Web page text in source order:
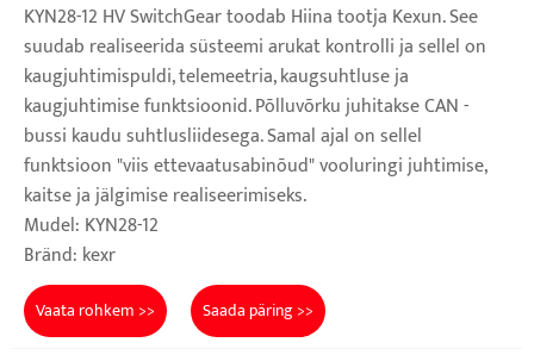
KYN28-12 HV SwitchGear toodab Hiina tootja Kexun. See
suudab realiseerida süsteemi arukat kontrolli ja sellel on
kaugjuhtimispuldi, telemeetria, kaugsuhtluse ja
kaugjuhtimise funktsioonid. Põlluvõrku juhitakse CAN -
bussi kaudu suhtlusliidesega. Samal ajal on sellel
funktsioon "viis ettevaatusabinõud" vooluringi juhtimise,
kaitse ja jälgimise realiseerimiseks.
Mudel: KYN28-12
Bränd: kexr
Vaata rohkem >> Saada päring >>